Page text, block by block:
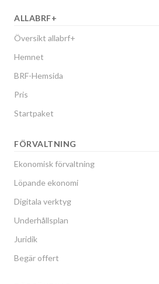
ALLABRF+
Översikt allabrf+
Hemnet
BRF-Hemsida
Pris
Startpaket
FÖRVALTNING
Ekonomisk förvaltning
Löpande ekonomi
Digitala verktyg
Underhållsplan
Juridik
Begär offert